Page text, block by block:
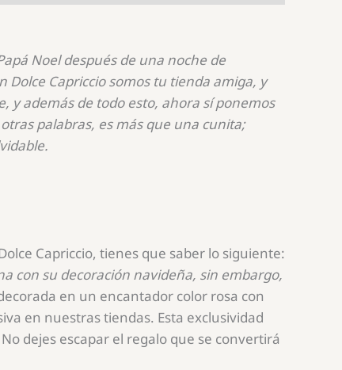
Noel después de una noche de
Dolce Capriccio somos tu tienda amiga, y
y además de todo esto, ahora sí ponemos
palabras, es más que una cunita;
Capriccio, tienes que saber lo siguiente:
con su decoración navideña, sin embargo,
en un encantador color rosa con
en nuestras tiendas. Esta exclusividad
dejes escapar el regalo que se convertirá